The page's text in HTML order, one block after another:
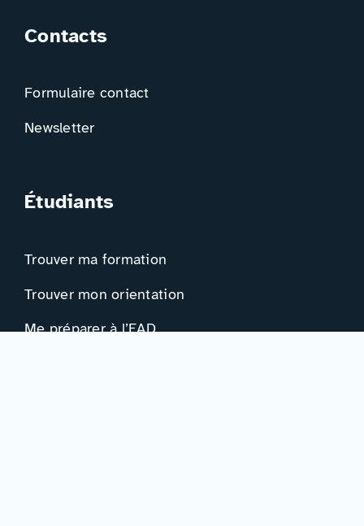
Contacts
Formulaire contact
Newsletter
Étudiants
Trouver ma formation
Trouver mon orientation
Me préparer à l’EAD